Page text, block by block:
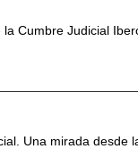
Cumbre Judicial
Una mirada desde